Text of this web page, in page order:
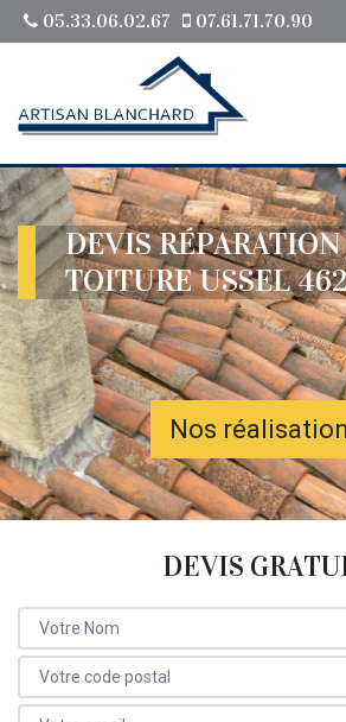
05.33.06.02.67 07.61.71.70.90
DEVIS
TOITURE USSEL
Nos
DEVIS